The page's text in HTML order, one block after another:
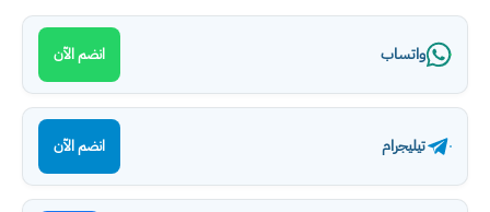
واتساب انضم الآن
تيليجرام انضم الآن